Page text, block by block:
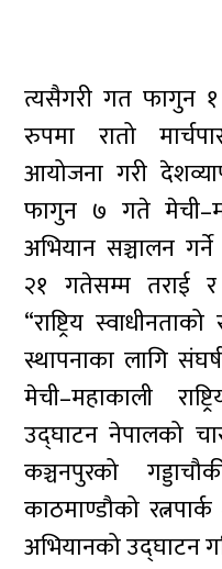
त्यसैगरी गत फागुन १
रुपमा रातो
आयोजना गरी
फागुन ७ गते
अभियान सञ्चालन
२१ गतेसम्म तराई र
“राष्ट्रिय
स्थापनाका लागि
मेची–महाकाली
उद्घाटन नेपालको
कञ्चनपुरको
काठमाण्डौको
अभियानको उद्घाटन